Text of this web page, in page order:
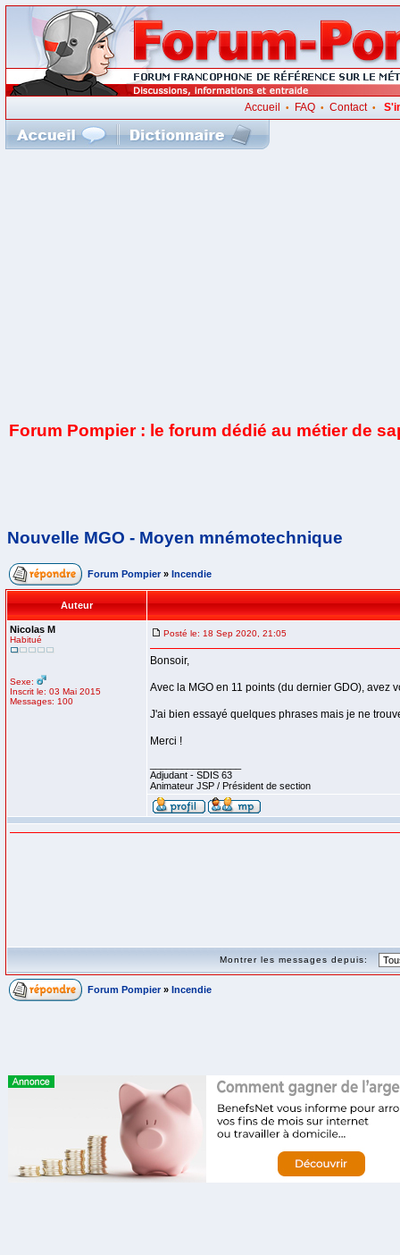
Accueil • FAQ• Contact•
Forum Pompier : le forum dédié au métier de
Nouvelle MGO - Moyen mnémotechnique
Forum Pompier » Incendie
Auteur
Nicolas M
Habitué
Sexe:
Inscrit le: 03 Mai 2015
Messages: 100
Posté le: 18 Sep 2020, 21:05
Bonsoir,
Avec la MGO en 11 points (du dernier GDO), avez
J'ai bien essayé quelques phrases mais je ne
Merci !
Adjudant - SDIS 63
Animateur JSP / Président de section
Montrer les messages depuis:
Forum Pompier » Incendie